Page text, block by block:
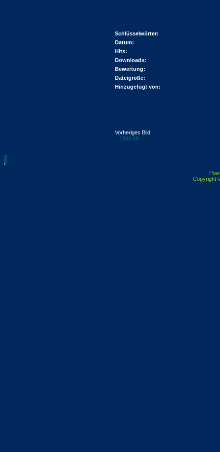
Schlüsselwörter:
Datum:
Hits:
Downloads:
Bewertung:
Dateigröße:
Hinzugefügt von:
Vorheriges Bild:
1960 09
Copyright